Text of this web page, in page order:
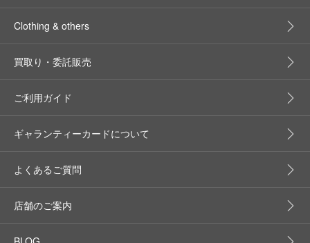
Clothing & others
買取り・委託販売
ご利用ガイド
ギャランティーカードについて
よくあるご質問
店舗のご案内